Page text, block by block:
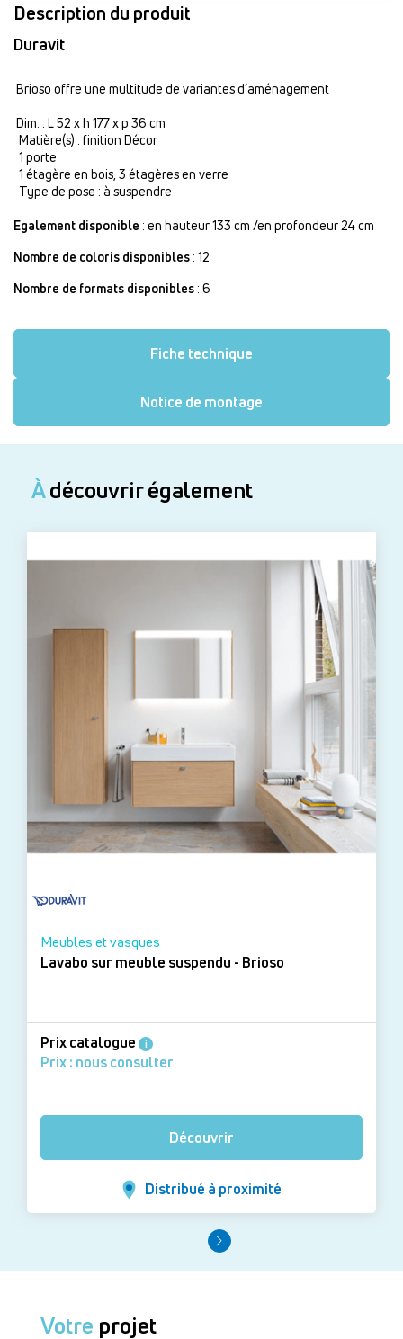
Description du produit
Duravit
Brioso offre une multitude de variantes d’aménagement
Dim. : L 52 x h 177 x p 36 cm
Matière(s) : finition Décor
1 porte
1 étagère en bois, 3 étagères en verre
Type de pose : à suspendre
Egalement disponible : en hauteur 133 cm /en profondeur 24 cm
Nombre de coloris disponibles : 12
Nombre de formats disponibles : 6
Fiche technique
Notice de montage
Àdécouvrir également
Meubles et vasques
Lavabo sur meuble suspendu - Brioso
Prix catalogue i
Prix : nous consulter
Découvrir
Distribué à proximité
Votre projet